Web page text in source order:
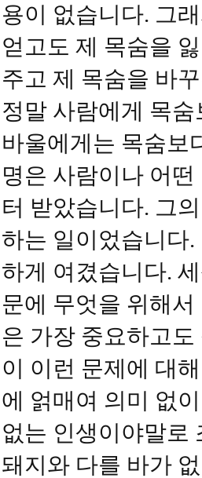
용이 없습니다. 그
얻고도 제 목숨을
주고 제 목숨을 바
정말 사람에게 목
바울에게는 목숨보
명은 사람이나 어
터 받았습니다. 그
하는 일이었습니다
하게 여겼습니다.
문에 무엇을 위해
은 가장 중요하고
이 이런 문제에 대
에 얽매여 의미 없
없는 인생이야말로
돼지와 다를 바가